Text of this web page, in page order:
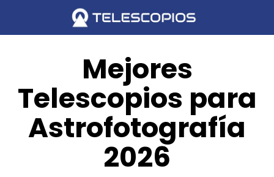
contenido
Mejores
Telescopios para
Astrofotografía
2026